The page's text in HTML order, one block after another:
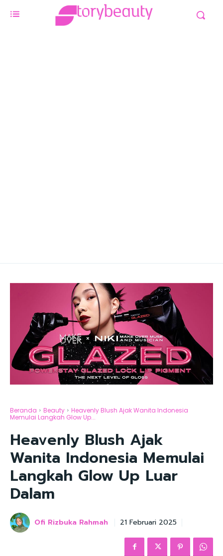
Beranda Beauty
Heavenly Blush Ajak Wanita Indonesia
Memulai Langkah Glow Up...
Heavenly Blush Ajak
Wanita Indonesia Memulai
Langkah Glow Up Luar
Dalam
Ofi Rizbuka Rahmah 21 Februari 2025